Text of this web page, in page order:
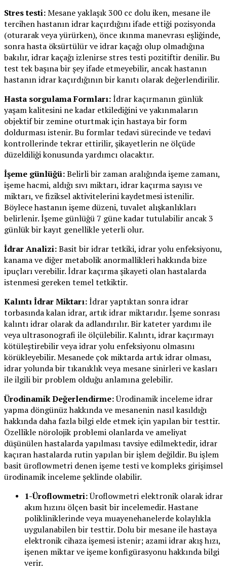
Stres testi:Mesane yaklaşık 300 cc dolu iken, mesane ile
tercihen hastanın idrar kaçırdığını ifade ettiği pozisyonda
(oturarak veya yürürken), önce ıkınma manevrası eşliğinde,
sonra hasta öksürtülür ve idrar kaçağı olup olmadığına
bakılır, idrar kaçağı izlenirse stres testi pozitiftir denilir. Bu
test tek başına bir şey ifade etmeyebilir, ancak hastanın
hastanın idrar kaçırdığının bir kanıtı olarak değerlendirilir.
Hasta sorgulama Formları:İdrar kaçırmanın günlük
yaşam kalitesini ne kadar etkilediğini ve yakınmaların
objektif bir zemine oturtmak için hastaya bir form
doldurması istenir. Bu formlar tedavi sürecinde ve tedavi
kontrollerinde tekrar ettirilir, şikayetlerin ne ölçüde
düzeldiliği konusunda yardımcı olacaktır.
İşeme günlüğü:Belirli bir zaman aralığında işeme zamanı,
işeme hacmi, aldığı sıvı miktarı, idrar kaçırma sayısı ve
miktarı, ve fiziksel aktivitelerini kaydetmesi istenilir.
Böylece hastanın işeme düzeni, tuvalet alışkanlıkları
belirlenir. İşeme günlüğü 7 güne kadar tutulabilir ancak 3
günlük bir kayıt genellikle yeterli olur.
İdrar Analizi:Basit bir idrar tetkiki, idrar yolu enfeksiyonu,
kanama ve diğer metabolik anormallikleri hakkında bize
ipuçları verebilir. İdrar kaçırma şikayeti olan hastalarda
istenmesi gereken temel tetkiktir.
Kalıntı İdrar Miktarı:İdrar yaptıktan sonra idrar
torbasında kalan idrar, artık idrar miktarıdır. İşeme sonrası
kalıntı idrar olarak da adlandırılır. Bir kateter yardımı ile
veya ultrasonografi ile ölçülebilir. Kalıntı, idrar kaçırmayı
kötüleştirebilir veya idrar yolu enfeksiyonu olmasını
körükleyebilir. Mesanede çok miktarda artık idrar olması,
idrar yolunda bir tıkanıklık veya mesane sinirleri ve kasları
ile ilgili bir problem olduğu anlamına gelebilir.
Ürodinamik Değerlendirme:Ürodinamik inceleme idrar
yapma döngünüz hakkında ve mesanenin nasıl kasıldığı
hakkında daha fazla bilgi elde etmek için yapılan bir testtir.
Özellikle nörolojik problemi olanlarda ve ameliyat
düşünülen hastalarda yapılması tavsiye edilmektedir, idrar
kaçıran hastalarda rutin yapılan bir işlem değildir. Bu işlem
basit üroflowmetri denen işeme testi ve kompleks girişimsel
ürodinamik inceleme şeklinde olabilir.
1-Üroflowmetri:Üroflowmetri elektronik olarak idrar
akım hızını ölçen basit bir incelemedir. Hastane
polikliniklerinde veya muayenehanelerde kolaylıkla
uygulanabilen bir testtir. Dolu bir mesane ile hastaya
elektronik cihaza işemesi istenir; azami idrar akış hızı,
işenen miktar ve işeme konfigürasyonu hakkında bilgi
verir.